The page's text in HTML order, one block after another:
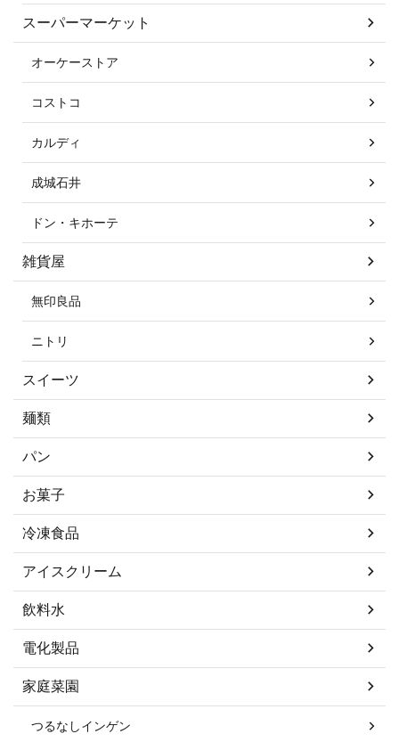
スーパーマーケット
オーケーストア
コストコ
カルディ
成城石井
ドン・キホーテ
雑貨屋
無印良品
ニトリ
スイーツ
麺類
パン
お菓子
冷凍食品
アイスクリーム
飲料水
電化製品
家庭菜園
つるなしインゲン